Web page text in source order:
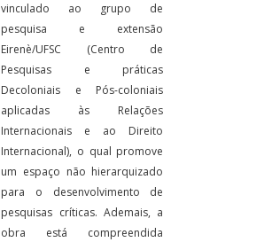
vinculado ao grupo de
pesquisa e extensão
Eirenè/UFSC (Centro de
Pesquisas e práticas
Decoloniais e Pós-coloniais
aplicadas às Relações
Internacionais e ao Direito
Internacional), o qual promove
um espaço não hierarquizado
para o desenvolvimento de
pesquisas críticas. Ademais, a
obra está compreendida